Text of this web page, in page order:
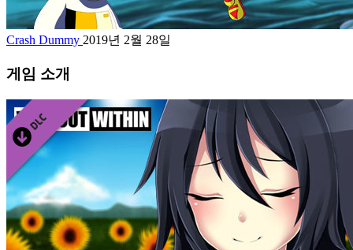
Crash Dummy 2019년 2월 28일
게임 소개